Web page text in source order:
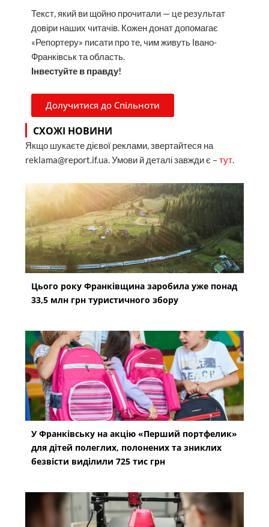
Текст, який ви щойно прочитали — це результат
довіри наших читачів. Кожен донат допомагає
«Репортеру» писати про те, чим живуть Івано-
Франківськ та область.
Інвестуйте в правду!
Долучитися до Спільноти
СХОЖІ НОВИНИ
Якщо шукаєте дієвої реклами, звертайтеся на
reklama@report.if.ua. Умови й деталі завжди є –тут.
Цього року Франківщина заробила уже понад
33,5 млн грн туристичного збору
У Франківську на акцію «Перший портфелик»
для дітей полеглих, полонених та зниклих
безвісти виділили 725 тис грн